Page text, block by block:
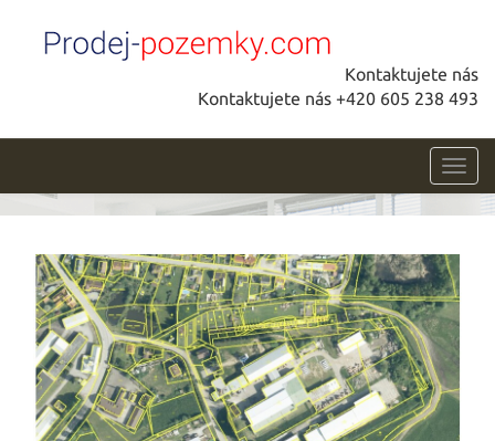
Kontaktujete nás
Kontaktujete nás +420 605 238 493